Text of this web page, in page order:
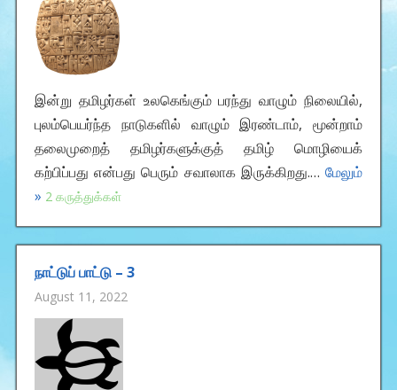
இன்று தமிழர்கள் உலகெங்கும் பரந்து வாழும் நிலையில்,
புலம்பெயர்ந்த நாடுகளில் வாழும் இரண்டாம், மூன்றாம்
தலைமுறைத் தமிழர்களுக்குத் தமிழ் மொழியைக்
கற்பிப்பது என்பது பெரும் சவாலாக இருக்கிறது.…மேலும்
» 2 கருத்துக்கள்
நாட்டுப் பாட்டு – 3
August 11, 2022